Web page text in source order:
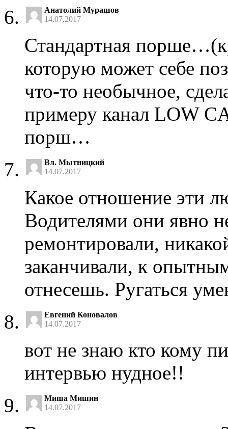
Анатолий Мурашов
14.07.2017
Стандартная
которую может себе
что-то необычное,
примеру канал LOW
порш…
Вл. Мытницкий
14.07.2017
Какое отношение эти
Водителями они явно
ремонтировали,
заканчивали, к
отнесешь. Ругаться
Евгений Коновалов
14.07.2017
вот не знаю кто кому
интервью нудное!!
Миша Мишин
14.07.2017